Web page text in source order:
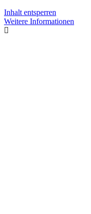
Inhalt entsperren
Weitere Informationen